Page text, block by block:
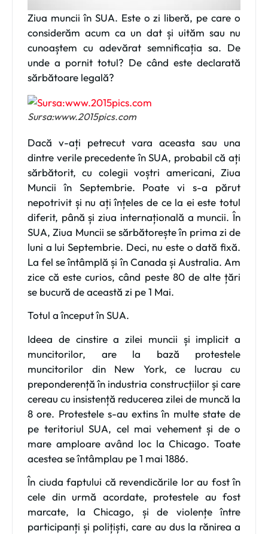
Ziua muncii în SUA. Este o zi liberă, pe care o
considerăm acum ca un dat și uităm sau nu
cunoaștem cu adevărat semnificația sa. De
unde a pornit totul? De când este declarată
sărbătoare legală?
Sursa:www.2015pics.com
Dacă v-ați petrecut vara aceasta sau una
dintre verile precedente în SUA, probabil că ați
sărbătorit, cu colegii voștri americani, Ziua
Muncii în Septembrie. Poate vi s-a părut
nepotrivit și nu ați înțeles de ce la ei este totul
diferit, până și ziua internațională a muncii. În
SUA, Ziua Muncii se sărbătorește în prima zi de
luni a lui Septembrie. Deci, nu este o dată fixă.
La fel se întâmplă și în Canada și Australia. Am
zice că este curios, când peste 80 de alte țări
se bucură de această zi pe 1 Mai.
Totul a început în SUA.
Ideea de cinstire a zilei muncii și implicit a
muncitorilor, are la bază protestele
muncitorilor din New York, ce lucrau cu
preponderență în industria construcțiilor și care
cereau cu insistență reducerea zilei de muncă la
8 ore. Protestele s-au extins în multe state de
pe teritoriul SUA, cel mai vehement și de o
mare amploare având loc laChicago. Toate
acestea se întâmplau pe 1 mai 1886.
În ciuda faptului că revendicările lor au fost în
cele din urmă acordate, protestele au fost
marcate, la Chicago, și de violențe între
participanți și polițiști, care au dus la rănirea a